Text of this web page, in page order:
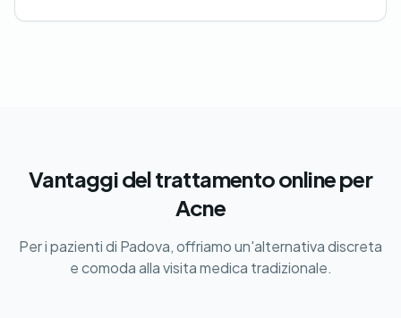
Vantaggi del trattamento online per
Acne
Per i pazienti di Padova, offriamo un'alternativa discreta
e comoda alla visita medica tradizionale.